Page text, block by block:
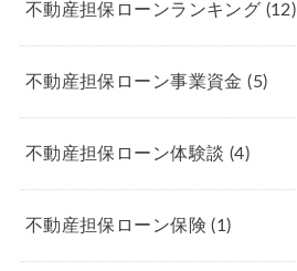
不動産担保ローンランキング (12)
不動産担保ローン事業資金(5)
不動産担保ローン体験談 (4)
不動産担保ローン保険(1)